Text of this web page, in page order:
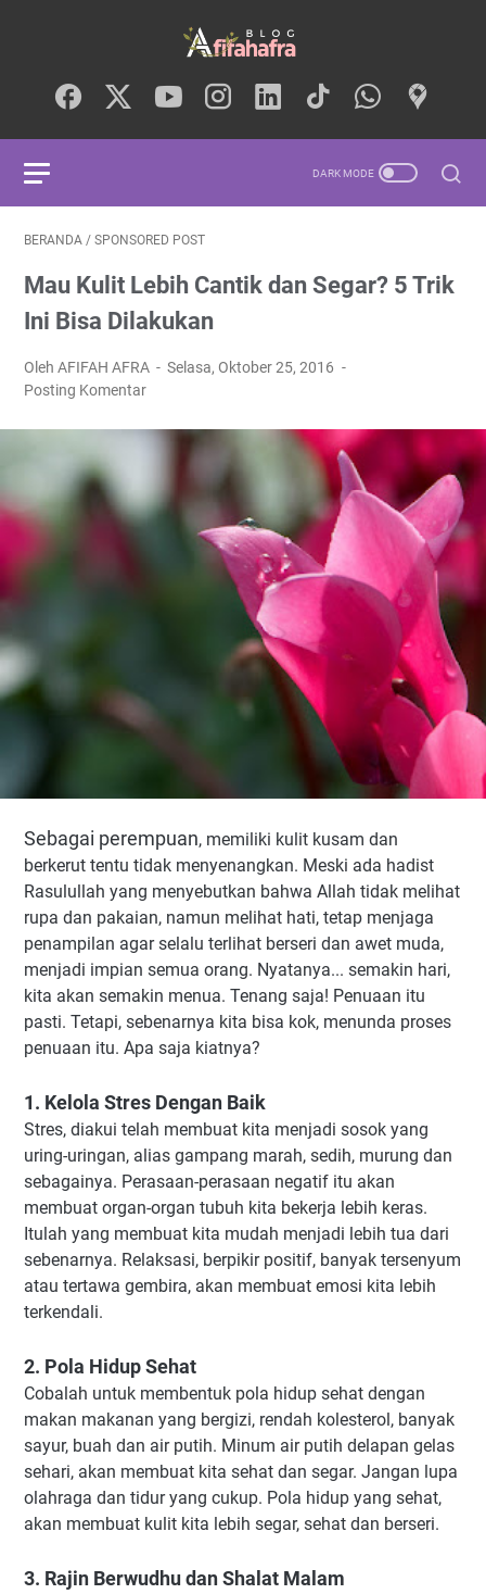
BERANDA / SPONSORED POST
Mau Kulit Lebih Cantik dan Segar? 5 Trik
Ini Bisa Dilakukan
Oleh AFIFAH AFRA
Selasa, Oktober 25, 2016
Posting Komentar
Sebagai perempuan, memiliki kulit kusam dan
berkerut tentu tidak menyenangkan. Meski ada hadist
Rasulullah yang menyebutkan bahwa Allah tidak melihat
rupa dan pakaian, namun melihat hati, tetap menjaga
penampilan agar selalu terlihat berseri dan awet muda,
menjadi impian semua orang. Nyatanya... semakin hari,
kita akan semakin menua. Tenang saja! Penuaan itu
pasti. Tetapi, sebenarnya kita bisa kok, menunda proses
penuaan itu. Apa saja kiatnya?
1. Kelola Stres Dengan Baik
Stres, diakui telah membuat kita menjadi sosok yang
uring-uringan, alias gampang marah, sedih, murung dan
sebagainya. Perasaan-perasaan negatif itu akan
membuat organ-organ tubuh kita bekerja lebih keras.
Itulah yang membuat kita mudah menjadi lebih tua dari
sebenarnya. Relaksasi, berpikir positif, banyak tersenyum
atau tertawa gembira, akan membuat emosi kita lebih
terkendali.
2. Pola Hidup Sehat
Cobalah untuk membentuk pola hidup sehat dengan
makan makanan yang bergizi, rendah kolesterol, banyak
sayur, buah dan air putih. Minum air putih delapan gelas
sehari, akan membuat kita sehat dan segar. Jangan lupa
olahraga dan tidur yang cukup. Pola hidup yang sehat,
akan membuat kulit kita lebih segar, sehat dan berseri.
3. Rajin Berwudhu dan Shalat Malam